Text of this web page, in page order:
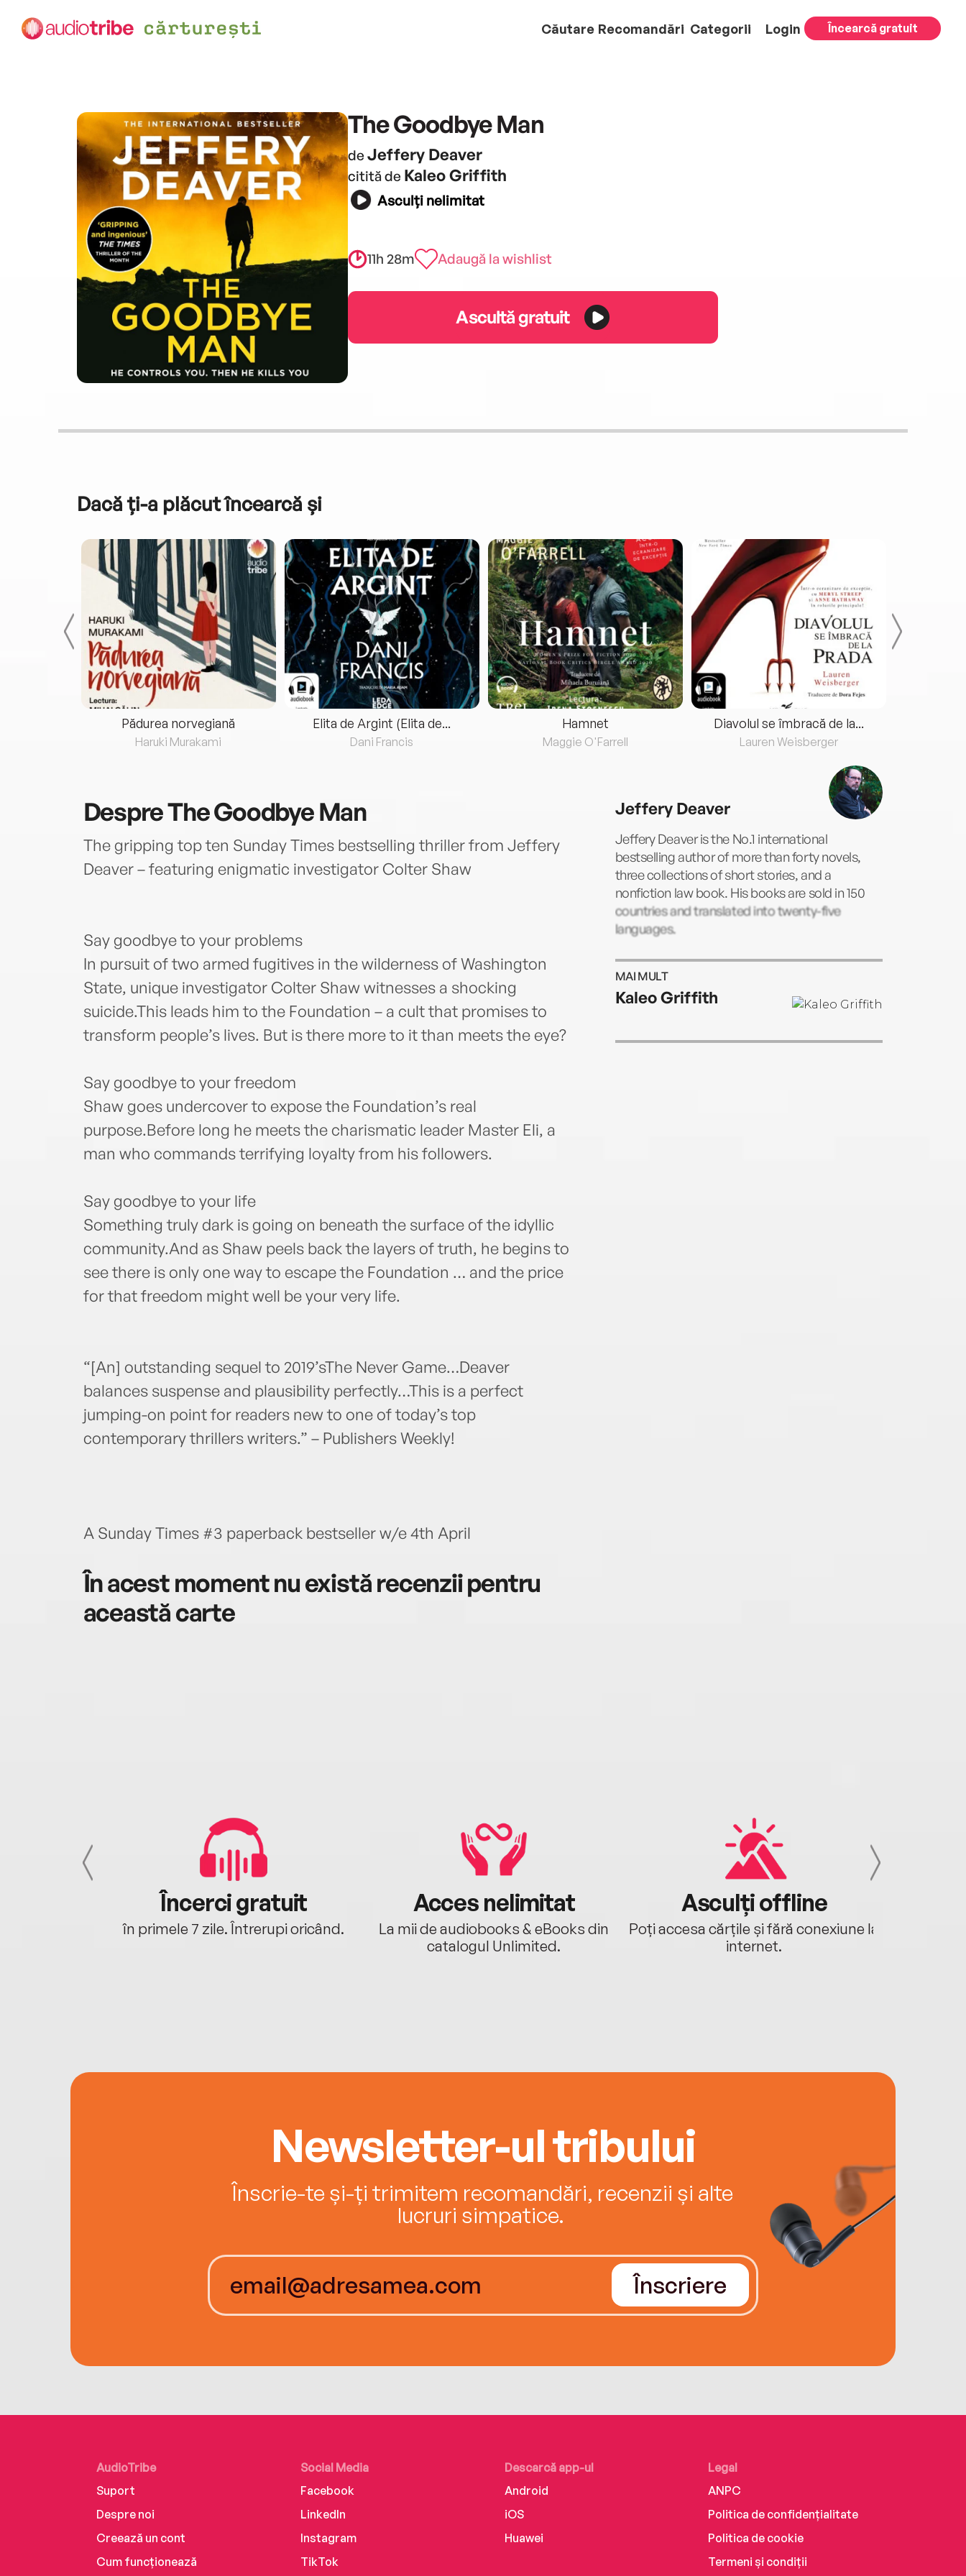
Căutare Recomandări Categorii Login Încearcă gratuit
The Goodbye Man
de Jeffery Deaver
citită de Kaleo Griffith
Asculți nelimitat
11h 28m Adaugă la wishlist
Ascultă gratuit
Dacă ți-a plăcut încearcă și
Pădurea norvegiană
Haruki Murakami
Elita de Argint (Elita de...
Dani Francis
Hamnet
Maggie O'Farrell
Diavolul se îmbracă de la...
Lauren Weisberger
DespreThe Goodbye Man
The gripping top ten Sunday Times bestselling thriller from Jeffery
Deaver – featuring enigmatic investigator Colter Shaw
Say goodbye to your problems
In pursuit of two armed fugitives in the wilderness of Washington
State, unique investigator Colter Shaw witnesses a shocking
suicide.This leads him to the Foundation – a cult that promises to
transform people’s lives. But is there more to it than meets the eye?
Say goodbye to your freedom
Shaw goes undercover to expose the Foundation’s real
purpose.Before long he meets the charismatic leader Master Eli, a
man who commands terrifying loyalty from his followers.
Say goodbye to your life
Something truly dark is going on beneath the surface of the idyllic
community.And as Shaw peels back the layers of truth, he begins to
see there is only one way to escape the Foundation … and the price
for that freedom might well be your very life.
“[An] outstanding sequel to 2019’sThe Never Game…Deaver
balances suspense and plausibility perfectly…This is a perfect
jumping-on point for readers new to one of today’s top
contemporary thrillers writers.” – Publishers Weekly!
A Sunday Times #3 paperback bestseller w/e 4th April
În acest moment nu există recenzii pentru
această carte
Jeffery Deaver
Jeffery Deaver is the No.1 international
bestselling author of more than forty novels,
three collections of short stories, and a
nonfiction law book. His books are sold in 150
countries and translated into twenty-five
languages.
MAI MULT
Kaleo Griffith
Încerci gratuit
în primele 7 zile. Întrerupi oricând.
Acces nelimitat
La mii de audiobooks & eBooks din
catalogul Unlimited.
Asculți offline
Poți accesa cărțile și fără conexiune la
internet.
Newsletter-ul tribului
Înscrie-te și-ți trimitem recomandări, recenzii și alte
lucruri simpatice.
Înscriere
AudioTribe
Suport
Despre noi
Creează un cont
Cum funcționează
Social Media
Facebook
LinkedIn
Instagram
TikTok
Descarcă app-ul
Android
iOS
Huawei
Legal
ANPC
Politica de confidențialitate
Politica de cookie
Termeni și condiții